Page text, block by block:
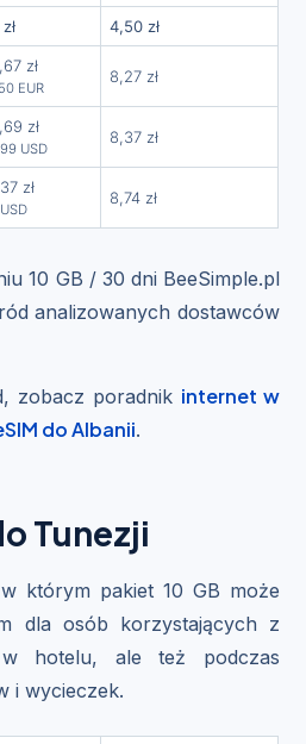
4,50 zł
zł
EUR
8,27 zł
zł
USD
8,37 zł
zł
8,74 zł
10 GB / 30 dni BeeSimple.pl
analizowanych dostawców
zobacz poradnik internet w
do Albanii.
Tunezji
którym pakiet 10 GB może
dla osób korzystających z
hotelu, ale też podczas
i wycieczek.